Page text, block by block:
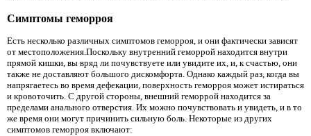
Симптомы геморроя
Есть несколько различных симптомов геморроя, и они фактически зависят
от местоположения.Поскольку внутренний геморрой находится внутри
прямой кишки, вы вряд ли почувствуете или увидите их, и, к счастью, они
также не доставляют большого дискомфорта. Однако каждый раз, когда вы
напрягаетесь во время дефекации, поверхность геморроя может истираться
и кровоточить. С другой стороны, внешний геморрой находится за
пределами анального отверстия. Их можно почувствовать и увидеть, и в то
же время они могут причинить сильную боль. Некоторые из других
симптомов геморроя включают: